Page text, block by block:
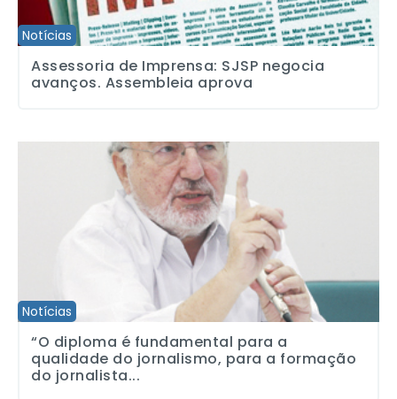
Notícias
Assessoria de Imprensa: SJSP negocia
avanços. Assembleia aprova
Notícias
“O diploma é fundamental para a qualidade do jornalismo, para
“O diploma é fundamental para a
qualidade do jornalismo, para a formação
do jornalista...